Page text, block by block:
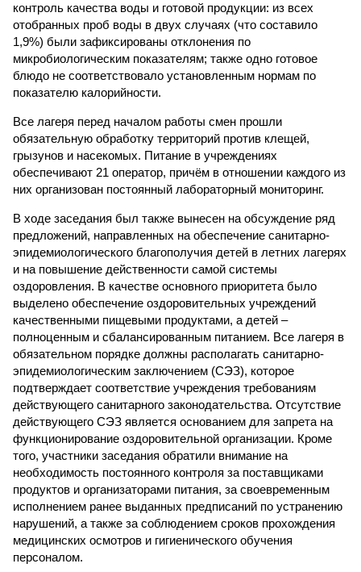
контроль качества воды и готовой продукции: из всех
отобранных проб воды в двух случаях (что составило
1,9%) были зафиксированы отклонения по
микробиологическим показателям; также одно готовое
блюдо не соответствовало установленным нормам по
показателю калорийности.
Все лагеря перед началом работы смен прошли
обязательную обработку территорий против клещей,
грызунов и насекомых. Питание в учреждениях
обеспечивают 21 оператор, причём в отношении каждого из
них организован постоянный лабораторный мониторинг.
В ходе заседания был также вынесен на обсуждение ряд
предложений, направленных на обеспечение санитарно-
эпидемиологического благополучия детей в летних лагерях
и на повышение действенности самой системы
оздоровления. В качестве основного приоритета было
выделено обеспечение оздоровительных учреждений
качественными пищевыми продуктами, а детей –
полноценным и сбалансированным питанием. Все лагеря в
обязательном порядке должны располагать санитарно-
эпидемиологическим заключением (СЭЗ), которое
подтверждает соответствие учреждения требованиям
действующего санитарного законодательства. Отсутствие
действующего СЭЗ является основанием для запрета на
функционирование оздоровительной организации. Кроме
того, участники заседания обратили внимание на
необходимость постоянного контроля за поставщиками
продуктов и организаторами питания, за своевременным
исполнением ранее выданных предписаний по устранению
нарушений, а также за соблюдением сроков прохождения
медицинских осмотров и гигиенического обучения
персоналом.